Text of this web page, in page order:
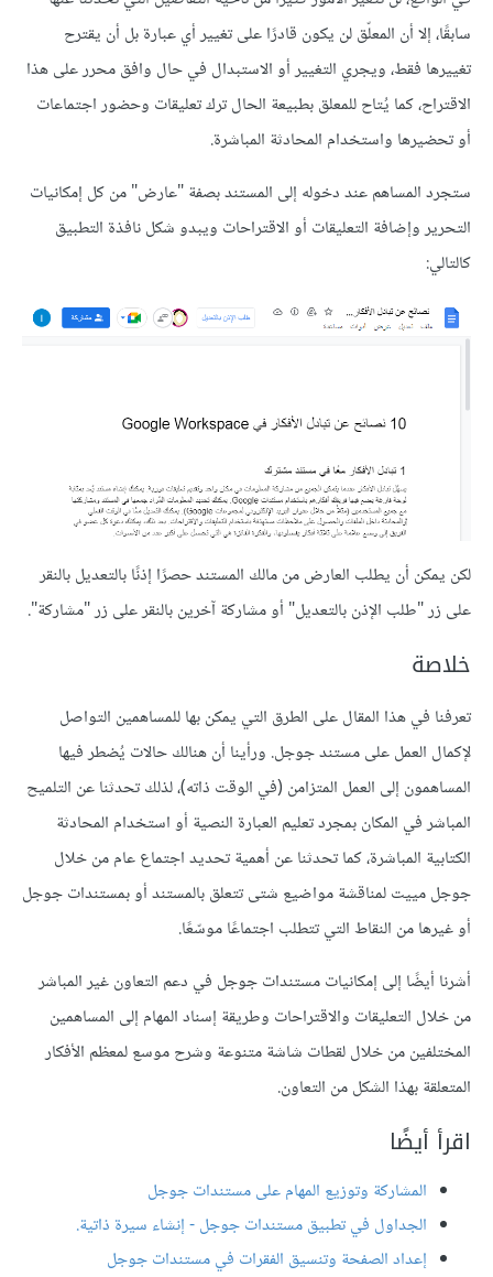
سابقًا، إلا أن المعلّق لن يكون قادرًا على تغيير أي عبارة بل أن يقترح
تغييرها فقط، ويجري التغيير أو الاستبدال في حال وافق محرر على هذا
الاقتراح، كما يُتاح للمعلق بطبيعة الحال ترك تعليقات وحضور اجتماعات
أو تحضيرها واستخدام المحادثة المباشرة.
ستجرد المساهم عند دخوله إلى المستند بصفة "عارض" من كل إمكانيات
التحرير وإضافة التعليقات أو الاقتراحات ويبدو شكل نافذة التطبيق
كالتالي:
لكن يمكن أن يطلب العارض من مالك المستند حصرًا إذنًا بالتعديل بالنقر
على زر "طلب الإذن بالتعديل" أو مشاركة آخرين بالنقر على زر "مشاركة".
خلاصة
تعرفنا في هذا المقال على الطرق التي يمكن بها للمساهمين التواصل
لإكمال العمل على مستند جوجل. ورأينا أن هنالك حالات يُضطر فيها
المساهمون إلى العمل المتزامن (في الوقت ذاته)، لذلك تحدثنا عن التلميح
المباشر في المكان بمجرد تعليم العبارة النصية أو استخدام المحادثة
الكتابية المباشرة، كما تحدثنا عن أهمية تحديد اجتماع عام من خلال
جوجل مييت لمناقشة مواضيع شتى تتعلق بالمستند أو بمستندات جوجل
أو غيرها من النقاط التي تتطلب اجتماعًا موسّعًا.
أشرنا أيضًا إلى إمكانيات مستندات جوجل في دعم التعاون غير المباشر
من خلال التعليقات والاقتراحات وطريقة إسناد المهام إلى المساهمين
المختلفين من خلال لقطات شاشة متنوعة وشرح موسع لمعظم الأفكار
المتعلقة بهذا الشكل من التعاون.
اقرأ أيضًا
المشاركة وتوزيع المهام على مستندات جوجل
الجداول في تطبيق مستندات جوجل - إنشاء سيرة ذاتية.
إعداد الصفحة وتنسيق الفقرات في مستندات جوجل